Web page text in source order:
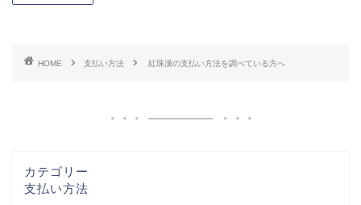
HOME 支払い方法 紅珠漢の支払い方法を調べている方へ
カテゴリー
支払い方法